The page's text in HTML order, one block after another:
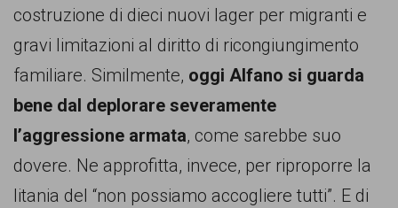
costruzione di dieci nuovi lager per migranti e
gravi limitazioni al diritto di ricongiungimento
familiare. Similmente, oggi Alfano si guarda
bene dal deplorare severamente
l’aggressione armata, come sarebbe suo
dovere. Ne approfitta, invece, per riproporre la
litania del “non possiamo accogliere tutti”. E di